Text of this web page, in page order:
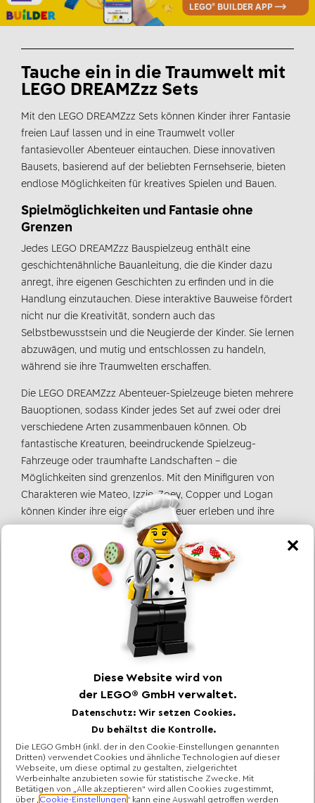
LEGO® BUILDER APP
Tauche ein in die Traumwelt mit
LEGO DREAMZzz Sets
Mit den LEGO DREAMZzz Sets können Kinder ihrer Fantasie
freien Lauf lassen und in eine Traumwelt voller
fantasievoller Abenteuer eintauchen. Diese innovativen
Bausets, basierend auf der beliebten Fernsehserie, bieten
endlose Möglichkeiten für kreatives Spielen und Bauen.
Spielmöglichkeiten und Fantasie ohne
Grenzen
Jedes LEGO DREAMZzz Bauspielzeug enthält eine
geschichtenähnliche Bauanleitung, die die Kinder dazu
anregt, ihre eigenen Geschichten zu erfinden und in die
Handlung einzutauchen. Diese interaktive Bauweise fördert
nicht nur die Kreativität, sondern auch das
Selbstbewusstsein und die Neugierde der Kinder. Sie lernen
abzuwägen, und mutig und entschlossen zu handeln,
während sie ihre Traumwelten erschaffen.
Die LEGO DREAMZzz Abenteuer-Spielzeuge bieten mehrere
Bauoptionen, sodass Kinder jedes Set auf zwei oder drei
verschiedene Arten zusammenbauen können. Ob
fantastische Kreaturen, beeindruckende Spielzeug-
Fahrzeuge oder traumhafte Landschaften – die
Möglichkeiten sind grenzenlos. Mit den Minifiguren von
Charakteren wie Mateo, Izzie, Zoey, Copper und Logan
können Kinder ihre eigenen Abenteuer erleben und ihre
Lieblingsszenen aus der Serie nachspielen.
Das perfekte LEGO DREAMZzz Geschenk
LEGO DREAMZzz Spielsets sind ideal für Kinder ab 6
Jahren und bieten stundenlangen Spielspaß. Sie sind das
perfekte Geschenk für Jungen und Mädchen und kleine
Träumer, die ihre Fantasie ausleben möchten. Ob zum
Geburtstag, zu Weihnachten, zur Einschulung, Taufe,
DREAMZzz machst du jedem Kind eine Freude.
Impressum
Nutzungsbedingungen